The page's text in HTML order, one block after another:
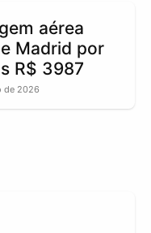
aérea
Madrid por
R$ 3987
de 2026